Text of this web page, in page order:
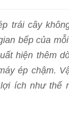
trái cây
bếp của
hiện thêm
ép chậm.
ích như thế